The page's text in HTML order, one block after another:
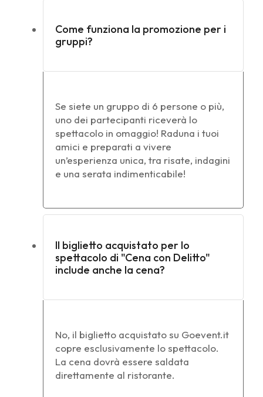
Come funziona la promozione per i
gruppi?
Se siete un gruppo di 6 persone o più,
uno dei partecipanti riceverà lo
spettacolo in omaggio! Raduna i tuoi
amici e preparati a vivere
un’esperienza unica, tra risate, indagini
e una serata indimenticabile!
Il biglietto acquistato per lo
spettacolo di "Cena con Delitto"
include anche la cena?
No, il biglietto acquistato su Goevent.it
copre esclusivamente lo spettacolo.
La cena dovrà essere saldata
direttamente al ristorante.